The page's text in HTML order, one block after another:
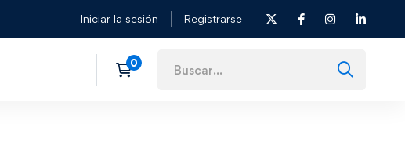
Iniciar la sesión Registrarse